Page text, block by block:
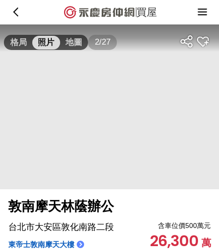
買屋
格局 照片 地圖 2/27
敦南摩天林蔭辦公
台北市大安區敦化南路二段
東帝士敦南摩天大樓
含車位價500萬元
26,300萬